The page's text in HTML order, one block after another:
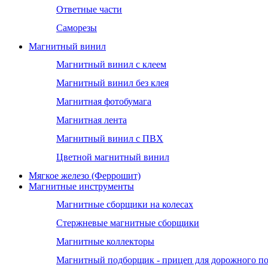
Ответные части
Саморезы
Магнитный винил
Магнитный винил с клеем
Магнитный винил без клея
Магнитная фотобумага
Магнитная лента
Магнитный винил с ПВХ
Цветной магнитный винил
Мягкое железо (Феррошит)
Магнитные инструменты
Магнитные сборщики на колесах
Стержневые магнитные сборщики
Магнитные коллекторы
Магнитный подборщик - прицеп для дорожного